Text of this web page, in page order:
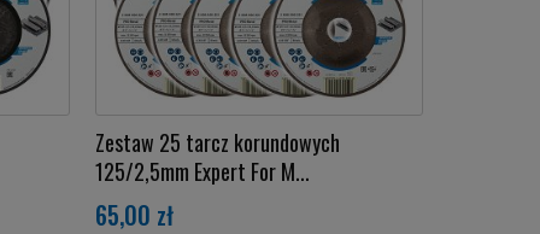
Zestaw 25 tarcz korundowych
125/2,5mm Expert For M...
65,00 zł